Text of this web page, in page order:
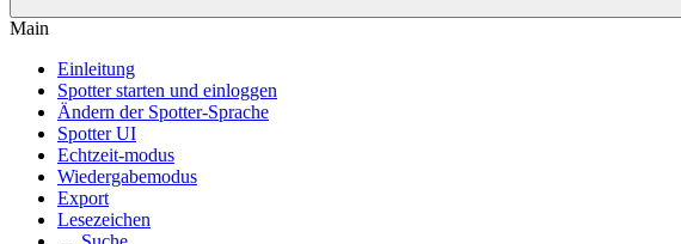
Main
Einleitung
Spotter starten und einloggen
Ändern der Spotter-Sprache
Spotter UI
Echtzeit-modus
Wiedergabemodus
Export
Lesezeichen